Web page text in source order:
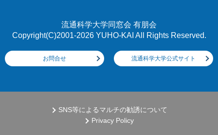
流通科学大学同窓会 有朋会
Copyright(C)2001-2026 YUHO-KAI All Rights Reserved.
お問合せ 流通科学大学公式サイト
SNS等によるマルチの勧誘について
Privacy Policy